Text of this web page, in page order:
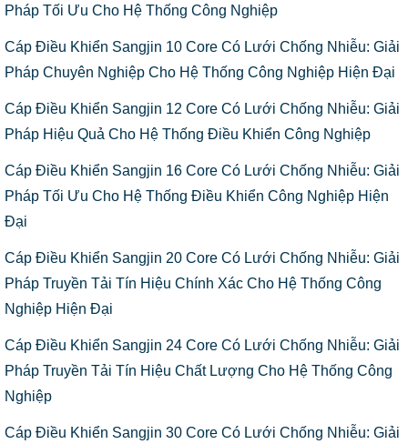
Pháp Tối Ưu Cho Hệ Thống Công Nghiệp
Cáp Điều Khiển Sangjin 10 Core Có Lưới Chống Nhiễu: Giải
Pháp Chuyên Nghiệp Cho Hệ Thống Công Nghiệp Hiện Đại
Cáp Điều Khiển Sangjin 12 Core Có Lưới Chống Nhiễu: Giải
Pháp Hiệu Quả Cho Hệ Thống Điều Khiển Công Nghiệp
Cáp Điều Khiển Sangjin 16 Core Có Lưới Chống Nhiễu: Giải
Pháp Tối Ưu Cho Hệ Thống Điều Khiển Công Nghiệp Hiện
Đại
Cáp Điều Khiển Sangjin 20 Core Có Lưới Chống Nhiễu: Giải
Pháp Truyền Tải Tín Hiệu Chính Xác Cho Hệ Thống Công
Nghiệp Hiện Đại
Cáp Điều Khiển Sangjin 24 Core Có Lưới Chống Nhiễu: Giải
Pháp Truyền Tải Tín Hiệu Chất Lượng Cho Hệ Thống Công
Nghiệp
Cáp Điều Khiển Sangjin 30 Core Có Lưới Chống Nhiễu: Giải